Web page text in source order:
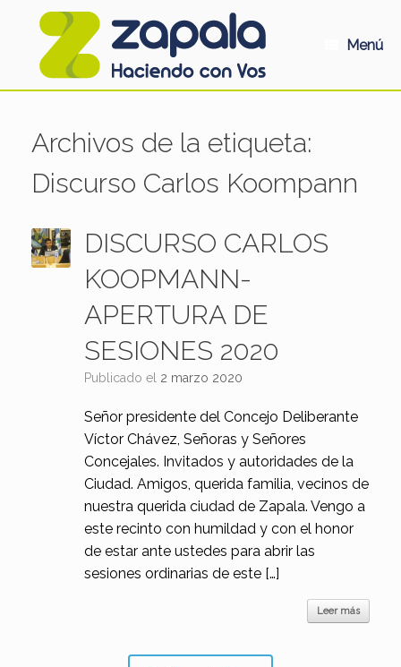
Menú
Archivos de la etiqueta:
Discurso Carlos Koompann
DISCURSO CARLOS
KOOPMANN-
APERTURA DE
SESIONES 2020
Publicado el 2 marzo 2020
Señor presidente del Concejo Deliberante
Víctor Chávez, Señoras y Señores
Concejales. Invitados y autoridades de la
Ciudad. Amigos, querida familia, vecinos de
nuestra querida ciudad de Zapala. Vengo a
este recinto con humildad y con el honor
de estar ante ustedes para abrir las
sesiones ordinarias de este […]
Leer más